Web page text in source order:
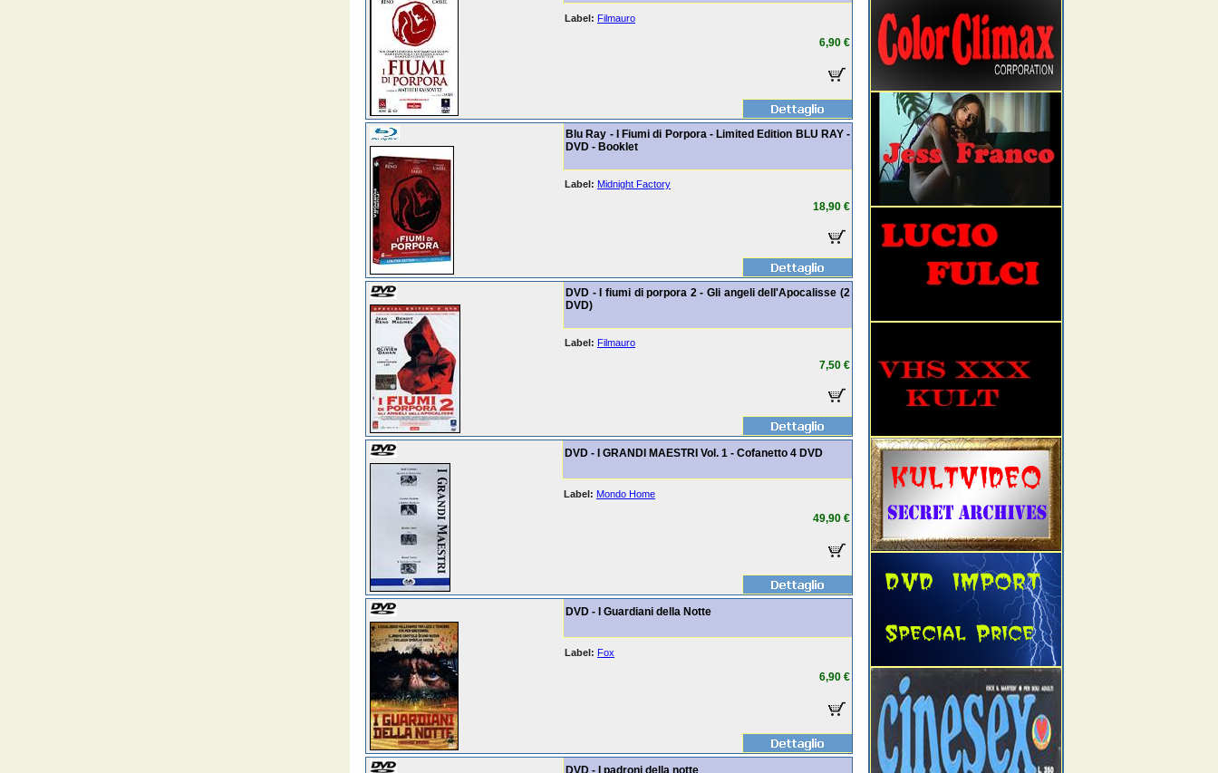
Label: Filmauro
6,90 €
Blu Ray - I Fiumi di Porpora - Limited Edition BLU RAY -
DVD - Booklet
Label: Midnight Factory
18,90 €
DVD - I fiumi di porpora 2 - Gli angeli dell'Apocalisse (2
DVD)
Label: Filmauro
7,50 €
DVD - I GRANDI MAESTRI Vol. 1 - Cofanetto 4 DVD
Label: Mondo Home
49,90 €
DVD - I Guardiani della Notte
Label: Fox
6,90 €
DVD - I padroni della notte